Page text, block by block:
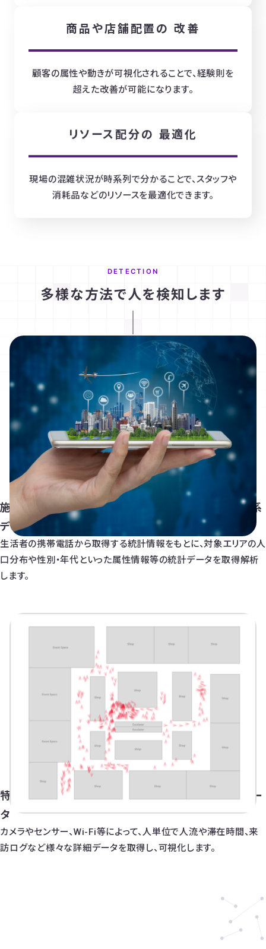
商品や店舗配置の 改善
顧客の属性や動きが可視化されることで、経験則を
超えた改善が可能になります。
リソース配分の 最適化
現場の混雑状況が時系列で分かることで、スタッフや
消耗品などのリソースを最適化できます。
DETECTION
多様な方法で人を検知します
施設周辺エリアの状況を大きく捉える
モバイル系
データ
生活者の携帯電話から取得する統計情報をもとに、対象エリアの人
口分布や性別・年代といった属性情報等の統計データを取得解析
します。
特定エリアの状況を人単位で検知
混雑・人流デー
タ
カメラやセンサー、Wi-Fi等によって、人単位で人流や滞在時間、来
訪ログなど様々な詳細データを取得し、可視化します。